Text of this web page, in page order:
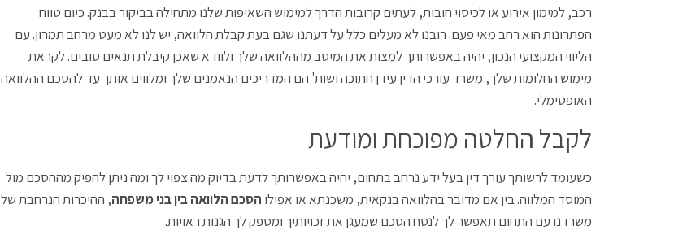
רכב, למימון אירוע או לכיסוי חובות, לעתים קרובות הדרך למימוש השאיפות שלנו מתחילה בביקור בבנק. כיום טווח
הפתרונות הוא רחב מאי פעם. רובנו לא מעלים כלל על דעתנו שגם בעת קבלת הלוואה, יש לנו לא מעט מרחב תמרון. עם
הליווי המקצועי הנכון, יהיה באפשרותך למצות את המיטב מההלוואה שלך ולוודא שאכן קיבלת תנאים טובים. לקראת
מימוש החלומות שלך, משרד עורכי הדין עידן חתוכה ושות' הם המדריכים הנאמנים שלך ומלווים אותך עד להסכם ההלוואה
האופטימלי.
לקבל החלטה מפוכחת ומודעת
כשעומד לרשותך עורך דין בעל ידע נרחב בתחום, יהיה באפשרותך לדעת בדיוק מה צפוי לך ומה ניתן להפיק מההסכם מול
המוסד המלווה. בין אם מדובר בהלוואה בנקאית, משכנתא או אפילו הסכם הלוואה בין בני משפחה, ההיכרות הנרחבת של
משרדנו עם התחום תאפשר לך לנסח הסכם שמעגן את זכויותיך ומספק לך הגנות ראויות.